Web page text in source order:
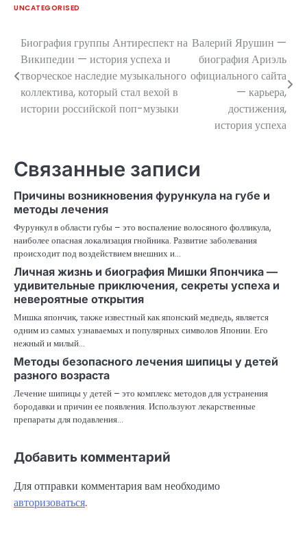
UNCATEGORISED
Навигация
по
записям
Биография группы Антиреспект на
Википедии — история успеха и
творческое наследие музыкального
коллектива, который стал вехой в
истории российской поп-музыки
Валерий Ярушин —
биография Ариэль
официального сайта
— карьера,
достижения,
история успеха
Связанные записи
Причины возникновения фурункула на губе и
методы лечения
Фурункул в области губы – это воспаление волосяного фолликула,
наиболее опасная локализация гнойника. Развитие заболевания
происходит под воздействием внешних и…
Личная жизнь и биография Мишки Япончика —
удивительные приключения, секреты успеха и
невероятные открытия
Мишка япончик, также известный как японский медведь, является
одним из самых узнаваемых и популярных символов Японии. Его
нежный и милый…
Методы безопасного лечения шипицы у детей
разного возраста
Лечение шипицы у детей – это комплекс методов для устранения
бородавки и причин ее появления. Используют лекарственные
препараты для подавления…
Добавить комментарий
Для отправки комментария вам необходимо
авторизоваться.